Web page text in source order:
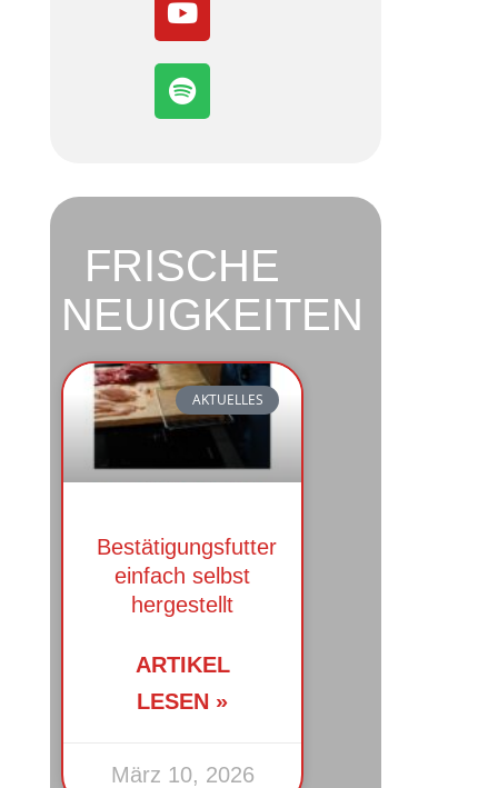
FRISCHE
NEUIGKEITEN
AKTUELLES
Bestätigungsfutter
einfach selbst
hergestellt
ARTIKEL
LESEN »
März 10, 2026